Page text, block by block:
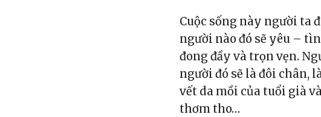
Cuộc sống này người ta
người nào đó sẽ yêu –
đong đầy và trọn vẹn.
người đó sẽ là đôi chân,
vết da mồi của tuổi già
thơm tho…